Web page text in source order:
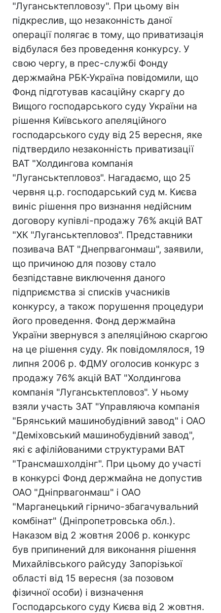
"Луганськтепловозу". При цьому він
підкреслив, що незаконність даної
операції полягає в тому, що приватизація
відбулася без проведення конкурсу. У
свою чергу, в прес-службі Фонду
держмайна РБК-Україна повідомили, що
Фонд підготував касаційну скаргу до
Вищого господарського суду України на
рішення Київського апеляційного
господарського суду від 25 вересня, яке
підтвердило незаконність приватизації
ВАТ "Холдингова компанія
"Луганськтепловоз". Нагадаємо, що 25
червня ц.р. господарський суд м. Києва
виніс рішення про визнання недійсним
договору купівлі-продажу 76% акцій ВАТ
"ХК "Луганськтепловоз". Представники
позивача ВАТ "Днепрвагонмаш", заявили,
що причиною для позову стало
безпідставне виключення даного
підприємства зі списків учасників
конкурсу, а також порушення процедури
його проведення. Фонд держмайна
України звернувся з апеляційною скаргою
на це рішення суду. Як повідомлялося, 19
липня 2006 р. ФДМУ оголосив конкурс з
продажу 76% акцій ВАТ "Холдингова
компанія "Луганськтепловоз". У ньому
взяли участь ЗАТ "Управляюча компанія
"Брянський машинобудівний завод" і ОАО
"Деміховський машинобудівний завод",
які є афілійованими структурами ВАТ
"Трансмашхолдінг". При цьому до участі
в конкурсі Фонд держмайна не допустив
ОАО "Дніпрвагонмаш" і ОАО
"Марганецький гірничо-збагачувальний
комбінат" (Дніпропетровська обл.).
Наказом від 2 жовтня 2006 р. конкурс
був припинений для виконання рішення
Михайлівського райсуду Запорізької
області від 15 вересня (за позовом
фізичної особи) і визначення
Господарського суду Києва від 2 жовтня.